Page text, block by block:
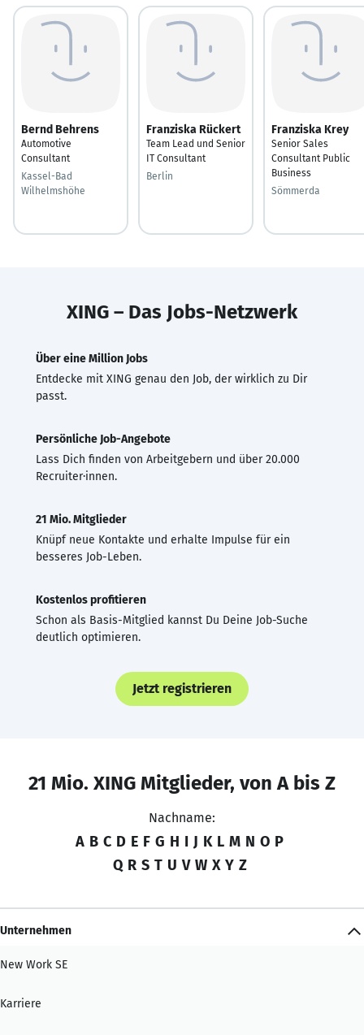
Bernd Behrens
Automotive
Consultant
Kassel-Bad
Wilhelmshöhe
Franziska Rückert
Team Lead und Senior
IT Consultant
Berlin
Franziska Krey
Senior Sales
Consultant Public
Business
Sömmerda
XING – Das Jobs-Netzwerk
Über eine Million Jobs
Entdecke mit XING genau den Job, der wirklich zu Dir
passt.
Persönliche Job-Angebote
Lass Dich finden von Arbeitgebern und über 20.000
Recruiter·innen.
21 Mio. Mitglieder
Knüpf neue Kontakte und erhalte Impulse für ein
besseres Job-Leben.
Kostenlos profitieren
Schon als Basis-Mitglied kannst Du Deine Job-Suche
deutlich optimieren.
Jetzt registrieren
21 Mio. XING Mitglieder, von A bis Z
Nachname:
A B C D E F G H I J K L M N O P
Q R S T U V W X Y Z
Unternehmen
New Work SE
Karriere